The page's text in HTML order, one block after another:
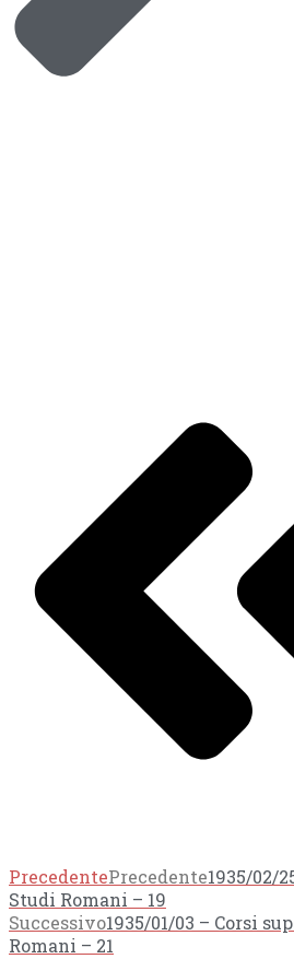
PrecedentePrecedente1935/02/
Studi Romani – 19
Successivo1935/01/03 – Corsi
Romani – 21